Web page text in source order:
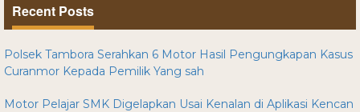
Recent Posts
Polsek Tambora Serahkan 6 Motor Hasil Pengungkapan Kasus
Curanmor Kepada Pemilik Yang sah
Motor Pelajar SMK Digelapkan Usai Kenalan di Aplikasi Kencan